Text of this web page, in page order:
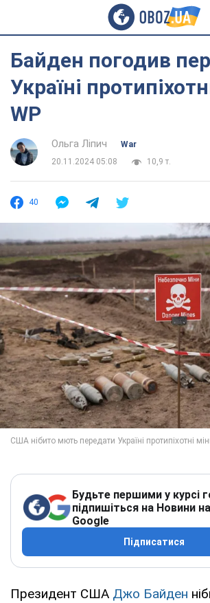
Байден погодив
Україні
WP
Ольга Ліпич
War
20.11.2024 05:08
10,9 т.
40
Будьте першими у курсі
підпишіться на Новини
Google
Підписатися
Президент США Джо Байден